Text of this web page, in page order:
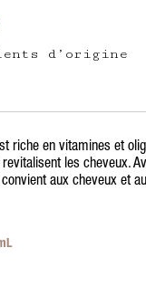
d’origine
riche en vitamines et
les cheveux.
aux cheveux et